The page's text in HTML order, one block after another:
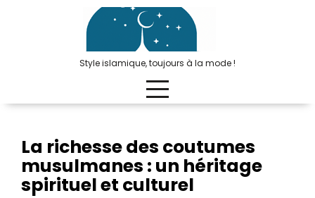
Style islamique, toujours à la mode !
La richesse des coutumes
musulmanes : un héritage
spirituel et culturel